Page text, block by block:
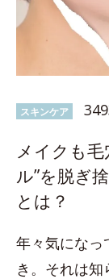
スキンケア
メイクも
ル”を脱ぎ
とは？
年々気になっ
き。それは